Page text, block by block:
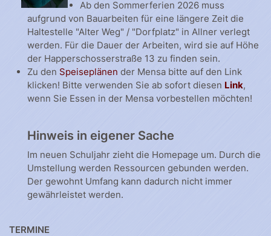
Ab den Sommerferien 2026 muss
aufgrund von Bauarbeiten für eine längere Zeit die
Haltestelle "Alter Weg" / "Dorfplatz" in Allner verlegt
werden. Für die Dauer der Arbeiten, wird sie auf Höhe
der Happerschosserstraße 13 zu finden sein.
Zu den Speiseplänen der Mensa bitte auf den Link
klicken! Bitte verwenden Sie ab sofort diesen Link,
wenn Sie Essen in der Mensa vorbestellen möchten!
Hinweis in eigener Sache
Im neuen Schuljahr zieht die Homepage um. Durch die
Umstellung werden Ressourcen gebunden werden.
Der gewohnt Umfang kann dadurch nicht immer
gewährleistet werden.
TERMINE